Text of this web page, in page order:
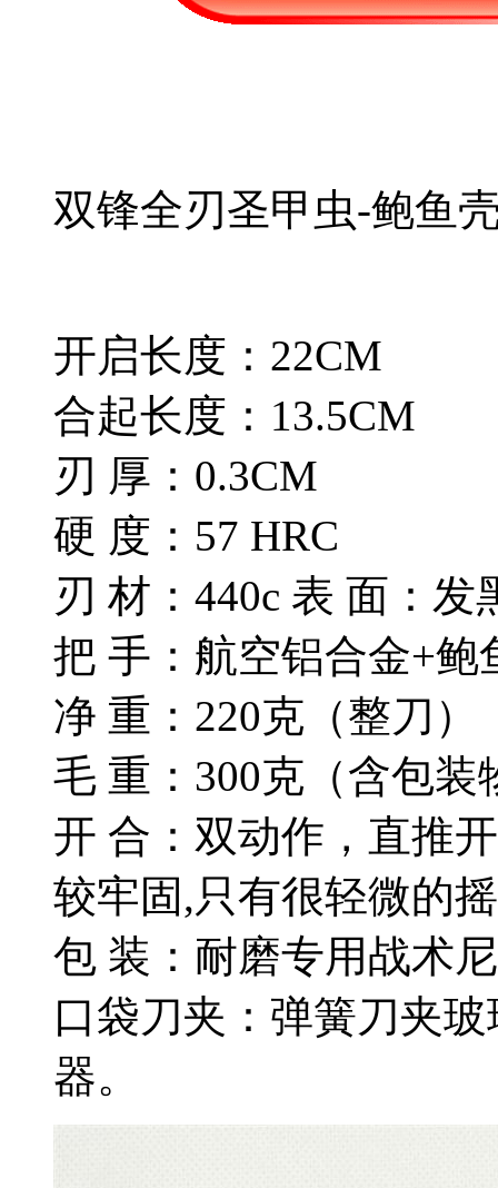
双锋全刃圣甲虫-鲍鱼
开启长度：22CM
合起长度：13.5CM
刃 厚：0.3CM
硬 度：57 HRC
刃 材：440c 表 面：发
把 手：航空铝合金+鲍
净 重：220克（整刀）
毛 重：300克（含包装
开 合：双动作，直推
较牢固,只有很轻微的
包 装：耐磨专用战术
口袋刀夹：弹簧刀夹
器。